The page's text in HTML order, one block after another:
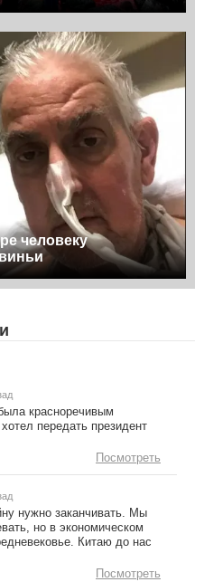
человеку
красноречивым
передать президент
Посмотреть
нужно заканчивать. Мы
но в экономическом
Китаю до нас
Посмотреть